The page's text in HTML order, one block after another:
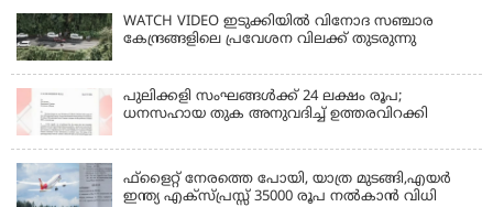
WATCH VIDEO ഇടുക്കിയിൽ വിനോദ സഞ്ചാര
കേന്ദ്രങ്ങളിലെ പ്രവേശന വിലക്ക് തുടരുന്നു
പുലിക്കളി സംഘങ്ങള്‍ക്ക് 24 ലക്ഷം രൂപ;
ധനസഹായ തുക അനുവദിച്ച് ഉത്തരവിറക്കി
ഫ്ളൈറ്റ് നേരത്തെ പോയി, യാത്ര മുടങ്ങി,എയർ
ഇന്ത്യ എക്സ്പ്രസ്സ് 35000 രൂപ നൽകാൻ വിധി